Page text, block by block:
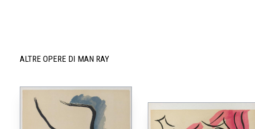
ALTRE OPERE DI MAN RAY